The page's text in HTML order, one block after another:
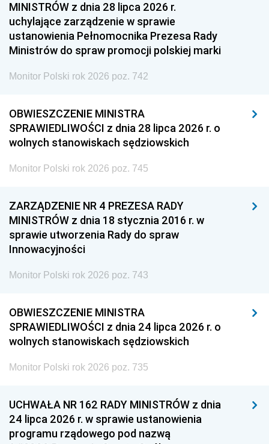
MINISTRÓW z dnia 28 lipca 2026 r.
uchylające zarządzenie w sprawie
ustanowienia Pełnomocnika Prezesa Rady
Ministrów do spraw promocji polskiej marki
Monitor Polski rok 2026 poz. 742
OBWIESZCZENIE MINISTRA
SPRAWIEDLIWOŚCI z dnia 28 lipca 2026 r. o
wolnych stanowiskach sędziowskich
Monitor Polski rok 2026 poz. 745
ZARZĄDZENIE NR 4 PREZESA RADY
MINISTRÓW z dnia 18 stycznia 2016 r. w
sprawie utworzenia Rady do spraw
Innowacyjności
Monitor Polski rok 2026 poz. 743
OBWIESZCZENIE MINISTRA
SPRAWIEDLIWOŚCI z dnia 24 lipca 2026 r. o
wolnych stanowiskach sędziowskich
Monitor Polski rok 2026 poz. 735
UCHWAŁA NR 162 RADY MINISTRÓW z dnia
24 lipca 2026 r. w sprawie ustanowienia
programu rządowego pod nazwą